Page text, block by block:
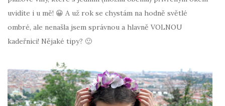
uvidíte i u mě! 😀 A už rok se chystám na hodně světlé
ombré, ale nenašla jsem správnou a hlavně VOLNOU
kadeřnici! Nějaké tipy? 🙂